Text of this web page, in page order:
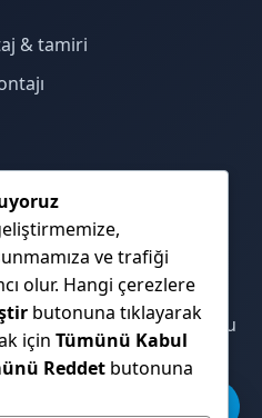
& tamiri
ve İstanbul Anadolu
ve trafiği
olur. Hangi çerezlere
butonuna tıklayarak
için Tümünü Kabul
Reddet butonuna